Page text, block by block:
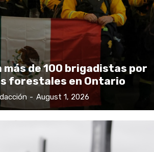
más de 100 brigadistas por
forestales en Ontario
August 1, 2026